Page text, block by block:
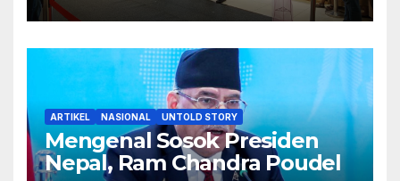
ARTIKEL NASIONAL UNTOLD STORY
Mengenal Sosok Presiden
Nepal, Ram Chandra Poudel